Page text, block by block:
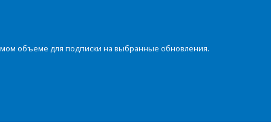
объеме для подписки на выбранные обновления.